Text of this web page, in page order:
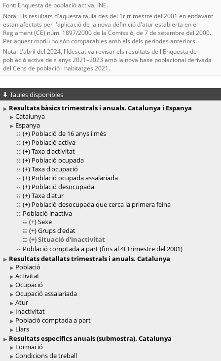
Font: Enquesta de població activa, INE.
Nota: Els resultats d'aquesta taula des del 1r trimestre del 2001 en endavant
estan afectats per l'aplicació de la nova definició d'atur establerta en el
Reglament (CE) núm. 1897/2000 de la Comissió, de 7 de setembre del 2000.
Per aquest motiu no són comparables amb els dels períodes anteriors.
Nota: L'abril del 2024, l'Idescat va revisar els resultats de l'Enquesta de
població activa dels anys 2021–2023 amb la nova base poblacional derivada
del Cens de població i habitatges 2021.
Taules disponibles
Resultats bàsics trimestrals i anuals. Catalunya i Espanya
Catalunya
Espanya
(+) Població de 16 anys i més
(+) Població activa
(+)Taxa d'activitat
(+) Població ocupada
(+)Taxa d'ocupació
(+) Població ocupada assalariada
(+) Població desocupada
(+)Taxa d'atur
(+) Població desocupada que cerca la primera feina
Població inactiva
(+)Sexe
(+)Grups d'edat
(+)Situació d'inactivitat
Població comptada a part (fins al 4t trimestre del 2001)
Resultats detallats trimestrals i anuals. Catalunya
Població
Activitat
Ocupació
Ocupació assalariada
Atur
Inactivitat
Població comptada a part
Llars
Resultats específics anuals (submostra). Catalunya
Formació
Condicions de treball